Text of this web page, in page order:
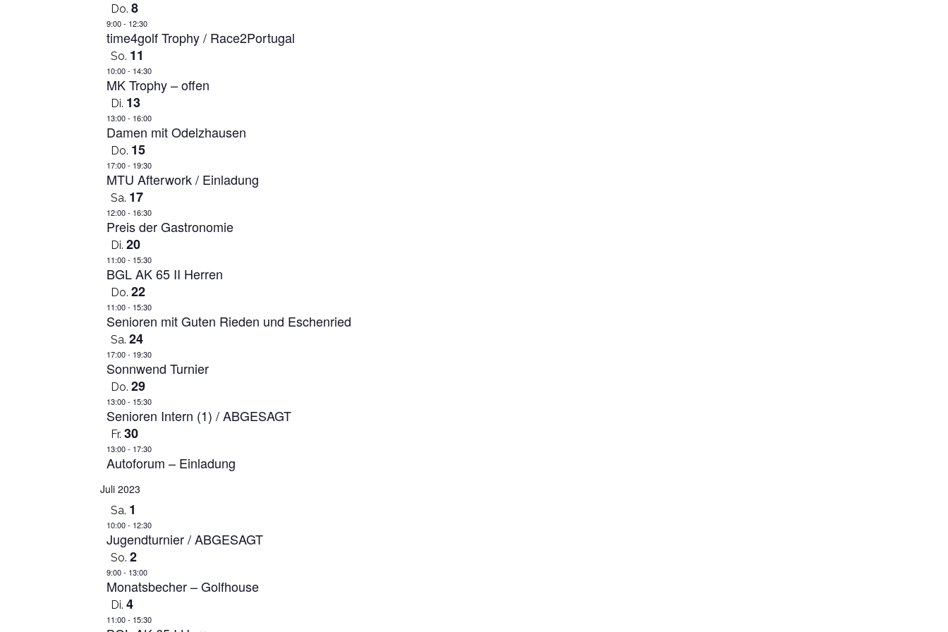
Do. 8
9:00- 12:30
time4golf Trophy / Race2Portugal
So. 11
10:00- 14:30
MK Trophy – offen
Di. 13
13:00- 16:00
Damen mit Odelzhausen
Do. 15
17:00- 19:30
MTU Afterwork / Einladung
Sa. 17
12:00- 16:30
Preis der Gastronomie
Di. 20
11:00- 15:30
BGL AK 65 II Herren
Do. 22
11:00- 15:30
Senioren mit Guten Rieden und Eschenried
Sa. 24
17:00- 19:30
Sonnwend Turnier
Do. 29
13:00- 15:30
Senioren Intern (1) / ABGESAGT
Fr. 30
13:00- 17:30
Autoforum – Einladung
Juli 2023
Sa. 1
10:00- 12:30
Jugendturnier / ABGESAGT
So. 2
9:00- 13:00
Monatsbecher – Golfhouse
Di. 4
11:00- 15:30